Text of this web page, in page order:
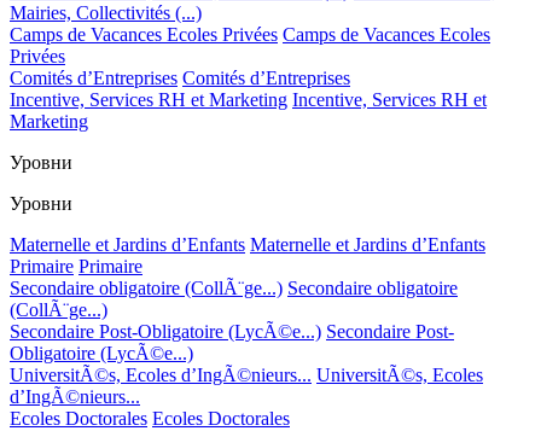
Mairies, Collectivités (...)
Camps de Vacances Ecoles Privées Camps de Vacances Ecoles
Privées
Comités d’Entreprises Comités d’Entreprises
Incentive, Services RH et Marketing Incentive, Services RH et
Marketing
Уровни
Уровни
Maternelle et Jardins d’Enfants Maternelle et Jardins d’Enfants
Primaire Primaire
Secondaire obligatoire (CollÃ¨ge...) Secondaire obligatoire
(CollÃ¨ge...)
Secondaire Post-Obligatoire (LycÃ©e...) Secondaire Post-
Obligatoire (LycÃ©e...)
UniversitÃ©s, Ecoles d’IngÃ©nieurs... UniversitÃ©s, Ecoles
d’IngÃ©nieurs...
Ecoles Doctorales Ecoles Doctorales